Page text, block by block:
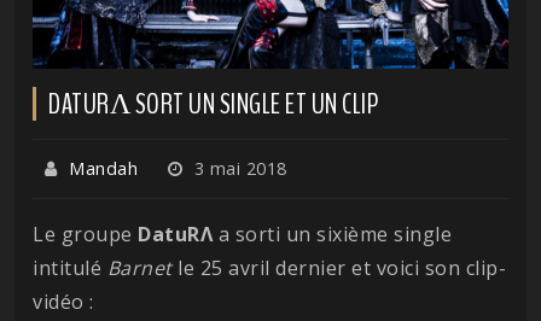
DATURΛ SORT UN SINGLE ET UN CLIP
Mandah 3 mai 2018
Le groupe DatuRΛa sorti un sixième single
intitulé Barnetle 25 avril dernier et voici son clip-
vidéo :